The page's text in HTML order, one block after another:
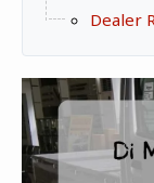
Sudut Rumah
Dealer